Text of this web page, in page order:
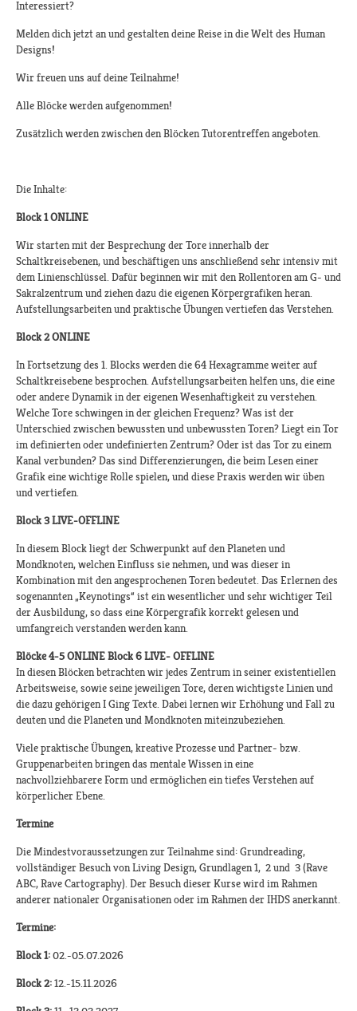
Interessiert?
Melden dich jetzt an und gestalten deine Reise in die Welt des Human
Designs!​​
Wir freuen uns auf deine Teilnahme!​
Alle Blöcke werden aufgenommen!​
Zusätzlich werden zwischen den Blöcken Tutorentreffen angeboten.​
Die Inhalte:
Block 1 ONLINE
Wir starten mit der Besprechung der Tore innerhalb der
Schaltkreisebenen, und beschäftigen uns anschließend sehr intensiv mit
dem Linienschlüssel. Dafür beginnen wir mit den Rollentoren am G- und
Sakralzentrum und ziehen dazu die eigenen Körpergrafiken heran.
Aufstellungsarbeiten und praktische Übungen vertiefen das Verstehen.
Block 2 ONLINE
In Fortsetzung des 1. Blocks werden die 64 Hexagramme weiter auf
Schaltkreisebene besprochen. Aufstellungsarbeiten helfen uns, die eine
oder andere Dynamik in der eigenen Wesenhaftigkeit zu verstehen.
Welche Tore schwingen in der gleichen Frequenz? Was ist der
Unterschied zwischen bewussten und unbewussten Toren? Liegt ein Tor
im definierten oder undefinierten Zentrum? Oder ist das Tor zu einem
Kanal verbunden? Das sind Differenzierungen, die beim Lesen einer
Grafik eine wichtige Rolle spielen, und diese Praxis werden wir üben
und vertiefen.
Block 3 LIVE-OFFLINE
In diesem Block liegt der Schwerpunkt auf den Planeten und
Mondknoten, welchen Einfluss sie nehmen, und was dieser in
Kombination mit den angesprochenen Toren bedeutet. Das Erlernen des
sogenannten „Keynotings“ ist ein wesentlicher und sehr wichtiger Teil
der Ausbildung, so dass eine Körpergrafik korrekt gelesen und
umfangreich verstanden werden kann.
Blöcke 4-5 ONLINE Block 6 LIVE- OFFLINE
In diesen Blöcken betrachten wir jedes Zentrum in seiner existentiellen
Arbeitsweise, sowie seine jeweiligen Tore, deren wichtigste Linien und
die dazu gehörigen I Ging Texte. Dabei lernen wir Erhöhung und Fall zu
deuten und die Planeten und Mondknoten miteinzubeziehen.
Viele praktische Übungen, kreative Prozesse und Partner- bzw.
Gruppenarbeiten bringen das mentale Wissen in eine
nachvollziehbarere Form und ermöglichen ein tiefes Verstehen auf
körperlicher Ebene.
Termine
Die Mindestvoraussetzungen zur Teilnahme sind: Grundreading,
vollständiger Besuch von Living Design, Grundlagen 1, 2 und 3 (Rave
ABC, Rave Cartography). Der Besuch dieser Kurse wird im Rahmen
anderer nationaler Organisationen oder im Rahmen der IHDS anerkannt.​
Termine:
Block 1:02.-05.07.2026
Block 2:12.-15.11.2026